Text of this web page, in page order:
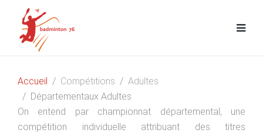
Accueil Compétitions
Adultes
Départementaux Adultes
On entend par championnat départemental, une
compétition individuelle attribuant des titres